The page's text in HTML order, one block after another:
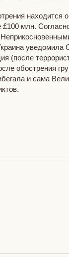
находится
млн.
обострения
и сама